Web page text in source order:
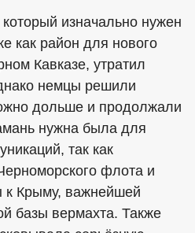
изначально нужен
как район для нового
Кавказе, утратил
немцы решили
дольше и продолжали
нужна была для
так как
флота и
к Крыму, важнейшей
базы вермахта. Также